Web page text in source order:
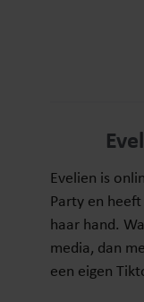
Evelien is
Party en
haar hand.
media, dan
een eigen